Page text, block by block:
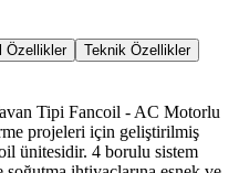
Özellikler
Teknik Özellikler
Tipi Fancoil - AC Motorlu
projeleri için geliştirilmiş
ünitesidir. 4 borulu sistem